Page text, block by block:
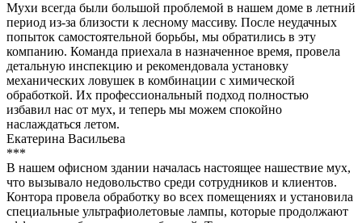
Мухи всегда были большой проблемой в нашем доме в летний
период из-за близости к лесному массиву. После неудачных
попыток самостоятельной борьбы, мы обратились в эту
компанию. Команда приехала в назначенное время, провела
детальную инспекцию и рекомендовала установку
механических ловушек в комбинации с химической
обработкой. Их профессиональный подход полностью
избавил нас от мух, и теперь мы можем спокойно
наслаждаться летом.
Екатерина Васильева
***
В нашем офисном здании началась настоящее нашествие мух,
что вызывало недовольство среди сотрудников и клиентов.
Контора провела обработку во всех помещениях и установила
специальные ультрафиолетовые лампы, которые продолжают